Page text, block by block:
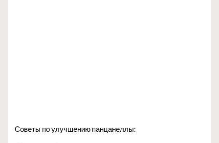
Советы по улучшению панцанеллы: